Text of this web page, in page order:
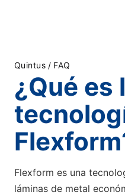
Quintus / FAQ
¿Qué es
Flexform es una
láminas de metal